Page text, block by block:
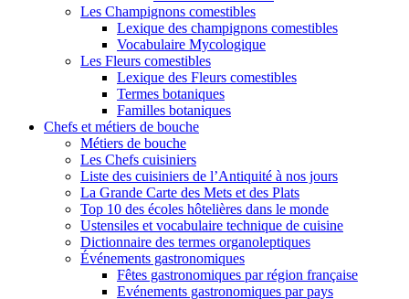
Les Champignons comestibles
Lexique des champignons comestibles
Vocabulaire Mycologique
Les Fleurs comestibles
Lexique des Fleurs comestibles
Termes botaniques
Familles botaniques
Chefs et métiers de bouche
Métiers de bouche
Les Chefs cuisiniers
Liste des cuisiniers de l’Antiquité à nos jours
La Grande Carte des Mets et des Plats
Top 10 des écoles hôtelières dans le monde
Ustensiles et vocabulaire technique de cuisine
Dictionnaire des termes organoleptiques
Événements gastronomiques
Fêtes gastronomiques par région française
Evénements gastronomiques par pays